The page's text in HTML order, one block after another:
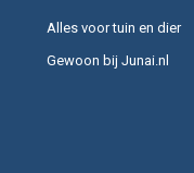
Alles voor tuin en dier
Gewoon bij Junai.nl